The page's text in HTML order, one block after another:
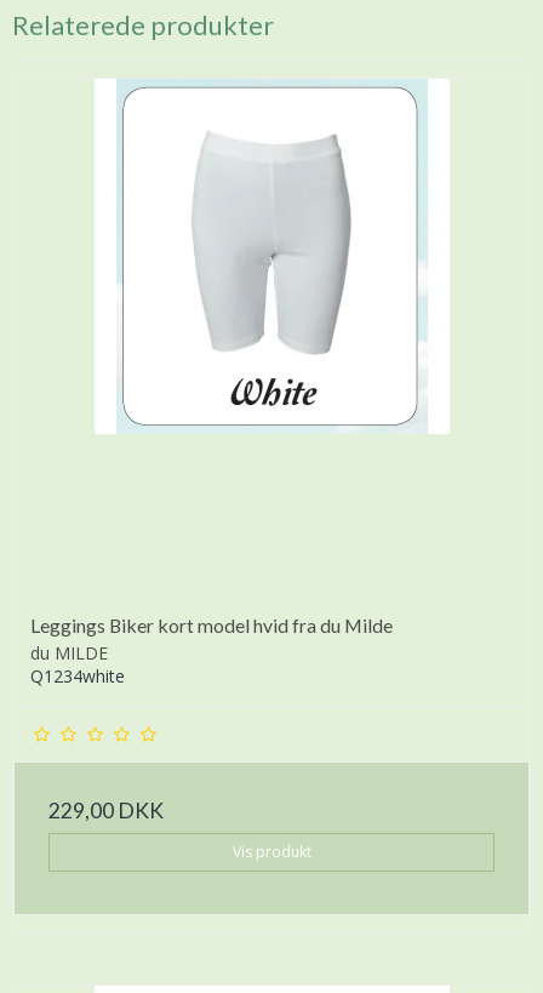
Relaterede produkter
Leggings Biker kort model hvid fra du Milde
du MILDE
Q1234white
229,00 DKK
Vis produkt